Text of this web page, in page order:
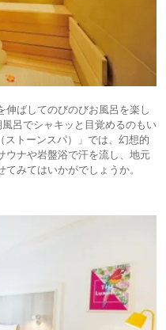
伸ばしてのびのびお風呂を楽し
呂でシャキッと目覚めるのもい
トーンスパ）」では、幻想的
ウナや岩盤浴で汗を流し、地元
みてはいかがでしょうか。